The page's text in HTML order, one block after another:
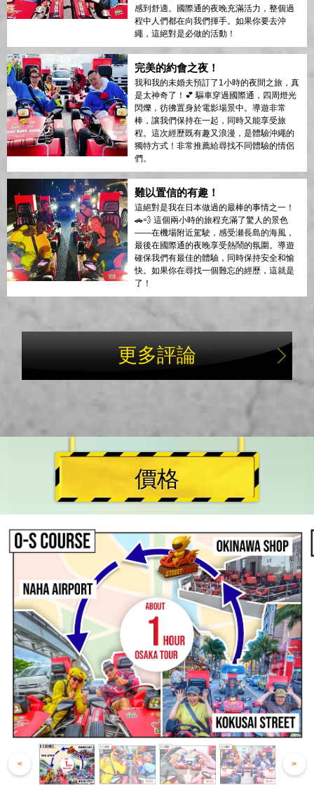
感到舒適。國際通的夜晚充滿活力，整個過
程中人們都在向我們揮手。如果你要去沖
繩，這絕對是必做的活動！
完美的約會之夜！
我和我的未婚夫預訂了1小時的夜間之旅，真
是太神奇了！💕 驅車穿過國際通，四周燈光
閃爍，彷彿置身於電影場景中。導遊非常
棒，讓我們保持在一起，同時又能享受旅
程。這次經歷既有趣又浪漫，是體驗沖繩的
獨特方式！非常推薦給尋找不同體驗的情侶
們。
難以置信的有趣！
這絕對是我在日本做過的最棒的事情之一！
🚗💨 這個兩小時的旅程充滿了驚人的景色
——在機場附近駕駛，感受瀬長島的海風，
最後在國際通的夜晚享受熱鬧的氛圍。導遊
確保我們有最佳的體驗，同時保持安全和愉
快。如果你在尋找一個難忘的經歷，這就是
了！
更多評論
價格
< >